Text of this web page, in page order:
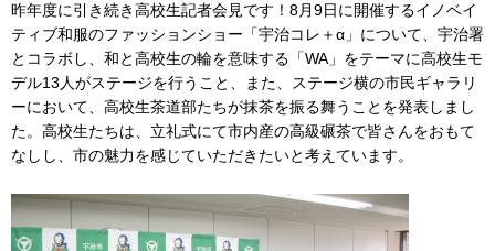
昨年度に引き続き高校生記者会見です！8月9日に開催するイノベイ
ティブ和服のファッションショー「宇治コレ＋α」について、宇治署
とコラボし、和と高校生の輪を意味する「WA」をテーマに高校生モ
デル13人がステージを行うこと、また、ステージ横の市民ギャラリ
ーにおいて、高校生茶道部たちが抹茶を振る舞うことを発表しまし
た。高校生たちは、立礼式にて市内産の高級碾茶で皆さんをおもて
なしし、市の魅力を感じていただきたいと考えています。